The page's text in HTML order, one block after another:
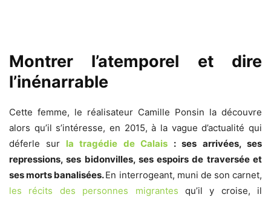
Montrer l’atemporel et dire
l’inénarrable
Cette femme, le réalisateur Camille Ponsin la découvre
alors qu’il s’intéresse, en 2015, à la vague d’actualité qui
déferle sur la tragédie de Calais : ses arrivées, ses
repressions, ses bidonvilles, ses espoirs de traversée et
ses morts banalisées.En interrogeant, muni de son carnet,
les récits des personnes migrantes qu’il y croise, il